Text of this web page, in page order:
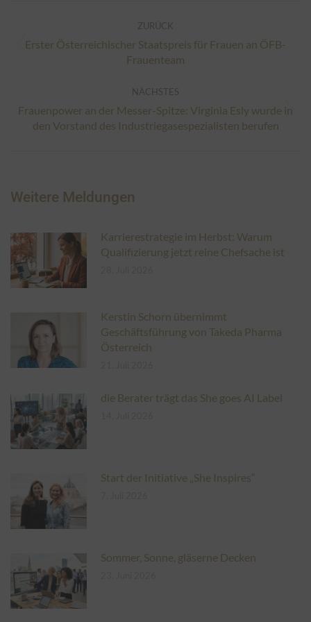
ZURÜCK
Vorheriger
Beitrag:
Erster Österreichischer Staatspreis für Frauen an ÖFB-
Frauenteam
NÄCHSTES
Nächster
Beitrag:
Frauenpower an der Messer-Spitze: Virginia Esly wurde in
den Vorstand des Industriegasespezialisten berufen
Weitere Meldungen
Karrierestrategie im Herbst: Warum
Qualifizierung jetzt reine Chefsache ist
Kerstin Schorn übernimmt
Geschäftsführung von Takeda Pharma
Österreich
die Berater trägt das She goes AI Label
Start der Initiative „She Inspires“
Sommer, Sonne, gläserne Decken